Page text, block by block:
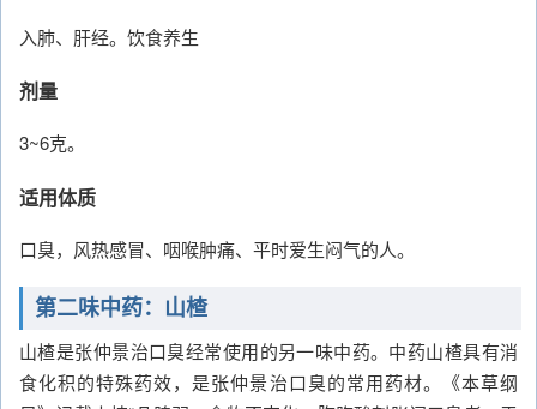
入肺、肝经。饮食养生
剂量
3~6克。
适用体质
口臭，风热感冒、咽喉肿痛、平时爱生闷气的人。
第二味中药：山楂
山楂是张仲景治口臭经常使用的另一味中药。中药山楂具有消
食化积的特殊药效，是张仲景治口臭的常用药材。《本草纲